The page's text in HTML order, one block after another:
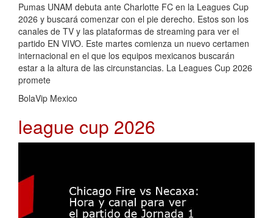
Pumas UNAM debuta ante Charlotte FC en la Leagues Cup
2026 y buscará comenzar con el pie derecho. Estos son los
canales de TV y las plataformas de streaming para ver el
partido EN VIVO. Este martes comienza un nuevo certamen
internacional en el que los equipos mexicanos buscarán
estar a la altura de las circunstancias. La Leagues Cup 2026
promete
BolaVip Mexico
league cup 2026